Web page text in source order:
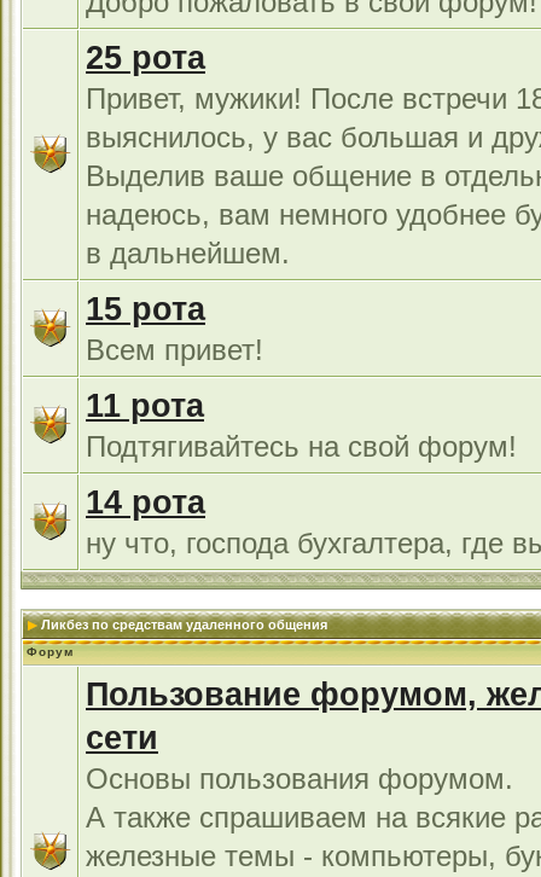
25 рота
Привет, мужики! После встречи
выяснилось, у вас большая и
Выделив ваше общение в
надеюсь, вам немного удобнее
в дальнейшем.
15 рота
Всем привет!
11 рота
Подтягивайтесь на свой форум!
14 рота
ну что, господа бухгалтера, где
Ликбез по средствам удаленного общения
Форум
Пользование форумом,
сети
Основы пользования форумом.
А также спрашиваем на всякие
железные темы - компьютеры,